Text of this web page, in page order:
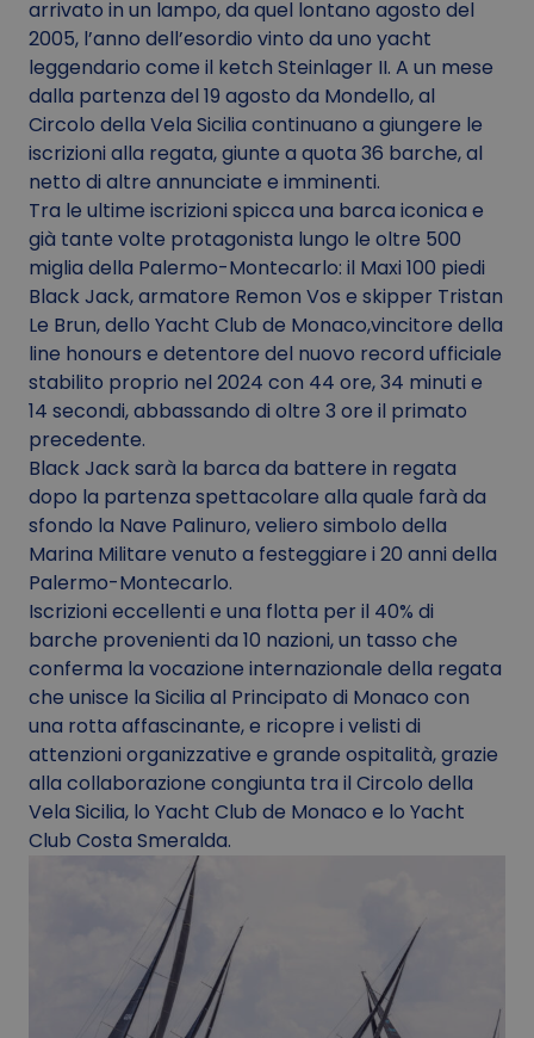
arrivato in un lampo, da quel lontano agosto del
2005, l’anno dell’esordio vinto da uno yacht
leggendario come il ketch Steinlager II. A un mese
dalla partenza del 19 agosto da Mondello, al
Circolo della Vela Sicilia continuano a giungere le
iscrizioni alla regata, giunte a quota 36 barche, al
netto di altre annunciate e imminenti.
Tra le ultime iscrizioni spicca una barca iconica e
già tante volte protagonista lungo le oltre 500
miglia della Palermo-Montecarlo: il Maxi 100 piedi
Black Jack, armatore Remon Vos e skipper Tristan
Le Brun, dello Yacht Club de Monaco,vincitore della
line honours e detentore del nuovo record ufficiale
stabilito proprio nel 2024 con 44 ore, 34 minuti e
14 secondi, abbassando di oltre 3 ore il primato
precedente.
Black Jack sarà la barca da battere in regata
dopo la partenza spettacolare alla quale farà da
sfondo la Nave Palinuro, veliero simbolo della
Marina Militare venuto a festeggiare i 20 anni della
Palermo-Montecarlo.
Iscrizioni eccellenti e una flotta per il 40% di
barche provenienti da 10 nazioni, un tasso che
conferma la vocazione internazionale della regata
che unisce la Sicilia al Principato di Monaco con
una rotta affascinante, e ricopre i velisti di
attenzioni organizzative e grande ospitalità, grazie
alla collaborazione congiunta tra il Circolo della
Vela Sicilia, lo Yacht Club de Monaco e lo Yacht
Club Costa Smeralda.